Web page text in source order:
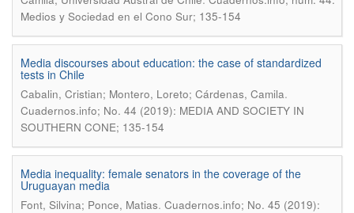
Medios y Sociedad en el Cono Sur; 135-154
Media discourses about education: the case of standardized
tests in Chile
Cabalin, Cristian; Montero, Loreto; Cárdenas, Camila.
Cuadernos.info; No. 44 (2019): MEDIA AND SOCIETY IN
SOUTHERN CONE; 135-154
Media inequality: female senators in the coverage of the
Uruguayan media
Font, Silvina; Ponce, Matias. Cuadernos.info; No. 45 (2019):